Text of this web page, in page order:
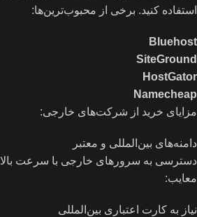
استفاده کنید. برخی از محبوب‌ترین‌ها:
Bluehost
SiteGround
HostGator
Namecheap
مزایای خرید از شرکت‌های خارجی:
دامنه‌های بین‌المللی و معتبر
دسترسی به سرورهای خارجی با سرعت بالا
معایب:
نیاز به کارت اعتباری بین‌المللی